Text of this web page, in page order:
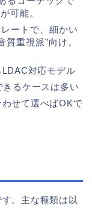
可能。
ートで、細かい
重視派”向け。
LDAC対応モデル
るケースは多い
せて選べばOKで
。主な種類は以